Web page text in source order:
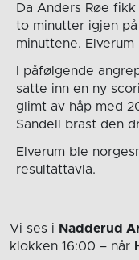
Da Anders Røe
to minutter igjen
minuttene.
I påfølgende
satte inn en ny
glimt av håp med
Sandell brast den
Elverum ble
resultattavla.
Vi ses i Nadderud
klokken 16:00 – når